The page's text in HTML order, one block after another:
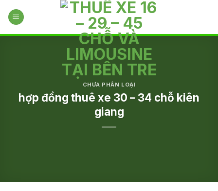
CHƯA PHÂN LOẠI
hợp đồng thuê xe 30 – 34 chỗ kiên
giang